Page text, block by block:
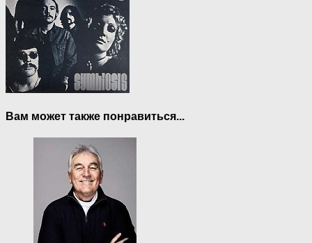
Вам может также понравиться...